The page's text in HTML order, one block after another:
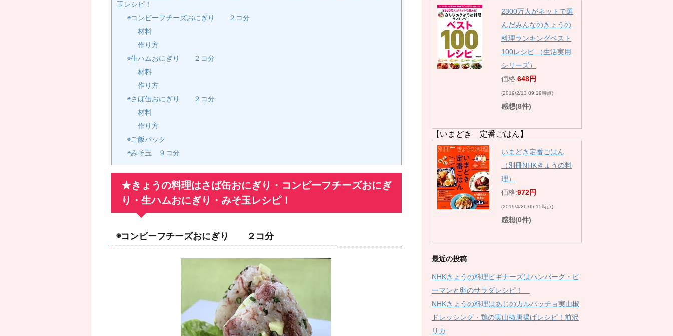
玉レシピ！
◉コンビーフチーズおにぎり ２コ分
材料
作り方
◉生ハムおにぎり ２コ分
材料
作り方
◉さば缶おにぎり ２コ分
材料
作り方
◉ご飯パック
◉みそ玉 ９コ分
★きょうの料理はさば缶おにぎり・コンビーフチーズおにぎ
り・生ハムおにぎり・みそ玉レシピ！
◉コンビーフチーズおにぎり ２コ分
2300万人がネットで選
んだみんなのきょうの
料理ランキングベスト
100レシピ （生活実用
シリーズ）
価格:648円
(2019/2/13 09:29時点)
感想(8件)
【いまどき 定番ごはん】
いまどき定番ごはん
（別冊NHKきょうの料
理）
価格:972円
(2019/4/26 05:15時点)
感想(0件)
最近の投稿
NHKきょうの料理ビギナーズはハンバーグ・ピ
ーマンと卵のサラダレシピ！
NHKきょうの料理はあじのカルパッチョ実山椒
ドレッシング・鶏の実山椒唐揚げレシピ！前沢
リカ